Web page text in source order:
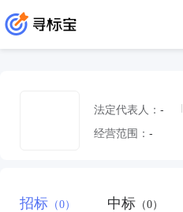
法定代表人： -
经营范围： -
招标 （0） 中标 （0）